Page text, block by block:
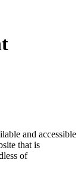
and accessible
that is
of